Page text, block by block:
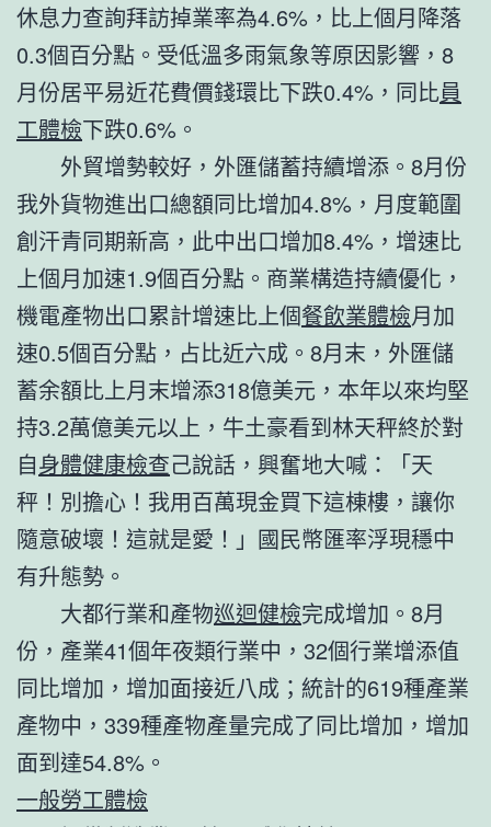
休息力查詢拜訪掉業率為4.6%，比上個月降落
0.3個百分點。受低溫多雨氣象等原因影響，8
月份居平易近花費價錢環比下跌0.4%，同比員
工體檢下跌0.6%。
外貿增勢較好，外匯儲蓄持續增添。8月份
我外貨物進出口總額同比增加4.8%，月度範圍
創汗青同期新高，此中出口增加8.4%，增速比
上個月加速1.9個百分點。商業構造持續優化，
機電產物出口累計增速比上個餐飲業體檢月加
速0.5個百分點，占比近六成。8月末，外匯儲
蓄余額比上月末增添318億美元，本年以來均堅
持3.2萬億美元以上，牛土豪看到林天秤終於對
自身體健康檢查己說話，興奮地大喊：「天
秤！別擔心！我用百萬現金買下這棟樓，讓你
隨意破壞！這就是愛！」國民幣匯率浮現穩中
有升態勢。
大都行業和產物巡迴健檢完成增加。8月
份，產業41個年夜類行業中，32個行業增添值
同比增加，增加面接近八成；統計的619種產業
產物中，339種產物產量完成了同比增加，增加
面到達54.8%。
一般勞工體檢